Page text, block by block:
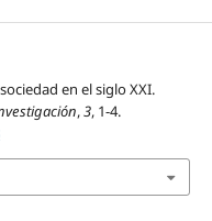
en el siglo XXI.
,3, 1-4.